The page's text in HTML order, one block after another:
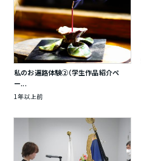
私のお遍路体験②（学生作品紹介ペ
ー...
1年以上前